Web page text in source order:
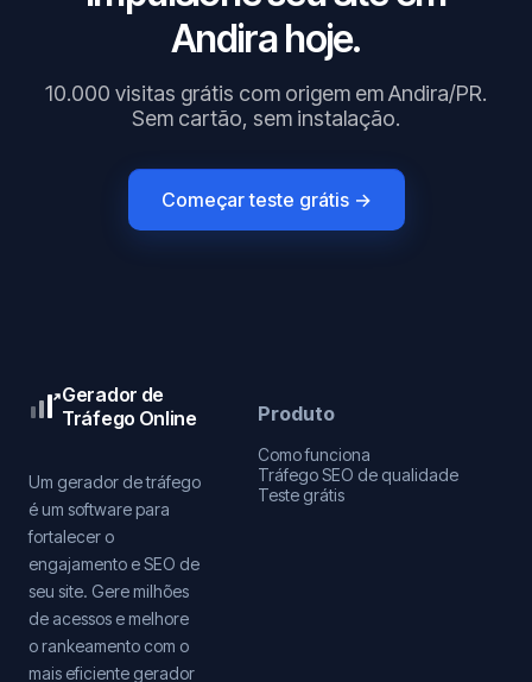
Andira hoje.
10.000 visitas grátis com origem em Andira/PR.
Sem cartão, sem instalação.
Começar teste grátis →
Gerador de
Tráfego Online
Um gerador de tráfego
é um software para
fortalecer o
engajamento e SEO de
seu site. Gere milhões
de acessos e melhore
o rankeamento com o
mais eficiente gerador
Produto
Como funciona
Tráfego SEO de qualidade
Teste grátis